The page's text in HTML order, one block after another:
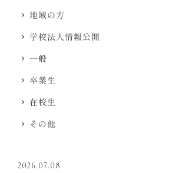
地域の方
学校法人情報公開
一般
卒業生
在校生
その他
2026.07.08